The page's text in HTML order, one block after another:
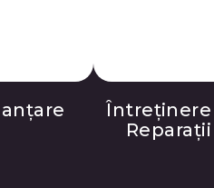
Întreținere
Reparații